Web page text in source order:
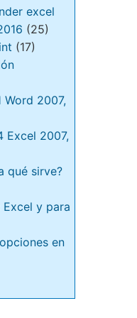
excel
(25)
(17)
2007,
Excel 2007,
qué sirve?
Excel y para
en